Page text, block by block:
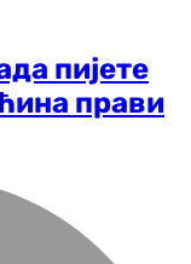
пијете
прави